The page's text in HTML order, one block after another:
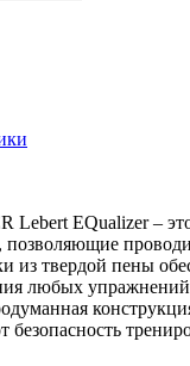
Lebert EQualizer –
из твердой пены
любых
безопасность